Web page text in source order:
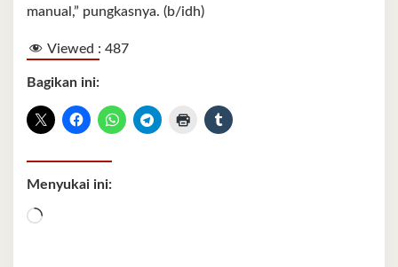
manual,” pungkasnya. (b/idh)
Viewed : 487
Bagikan ini:
Menyukai ini:
Memuat...